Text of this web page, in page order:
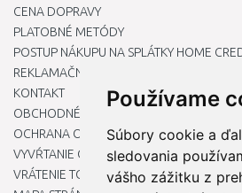
Používame
Súbory cookie a
sledovania
vášho zážitku z
CENA DOPRAVY
PLATOBNÉ METÓDY
POSTUP NÁKUPU NA SPLÁTKY HOME
REKLAMAČNÝ PORIADOK
KONTAKT
OBCHODNÉ PODMIENKY
OCHRANA OSOBNÝCH ÚDAJOV
VYVŔTANIE OTVORU DO DREZU PRE
VRÁTENIE TOVARU / REKLAMÁCIE